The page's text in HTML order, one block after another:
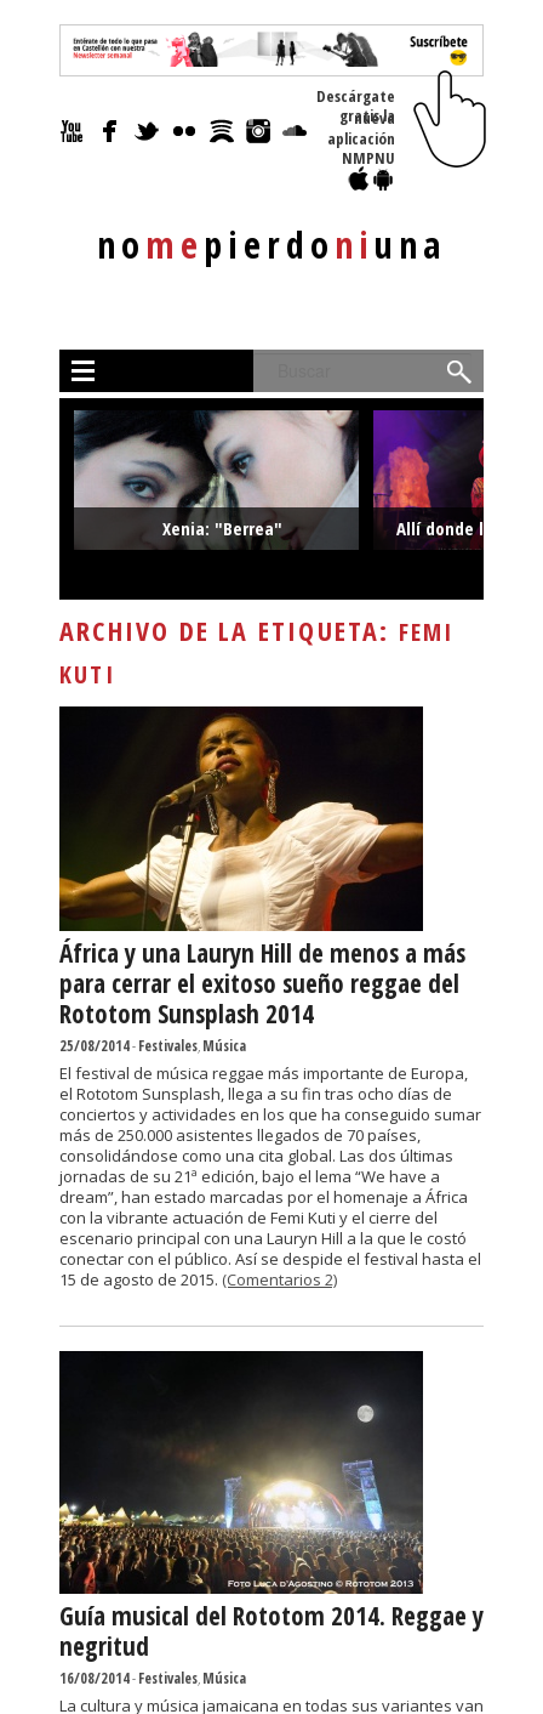
nomepierdoniuna
Descárgate
gratis la nueva
aplicación
NMPNU
Xenia: "Berrea" Allí donde la
ARCHIVO DE LA ETIQUETA: FEMI
KUTI
África y una Lauryn Hill de menos a más
para cerrar el exitoso sueño reggae del
Rototom Sunsplash 2014
25/08/2014-Festivales,Música
El festival de música reggae más importante de Europa,
el Rototom Sunsplash, llega a su fin tras ocho días de
conciertos y actividades en los que ha conseguido sumar
más de 250.000 asistentes llegados de 70 países,
consolidándose como una cita global. Las dos últimas
jornadas de su 21ª edición, bajo el lema “We have a
dream”, han estado marcadas por el homenaje a África
con la vibrante actuación de Femi Kuti y el cierre del
escenario principal con una Lauryn Hill a la que le costó
conectar con el público. Así se despide el festival hasta el
15 de agosto de 2015. (Comentarios 2)
Guía musical del Rototom 2014. Reggae y
negritud
16/08/2014-Festivales,Música
La cultura y música jamaicana en todas sus variantes van